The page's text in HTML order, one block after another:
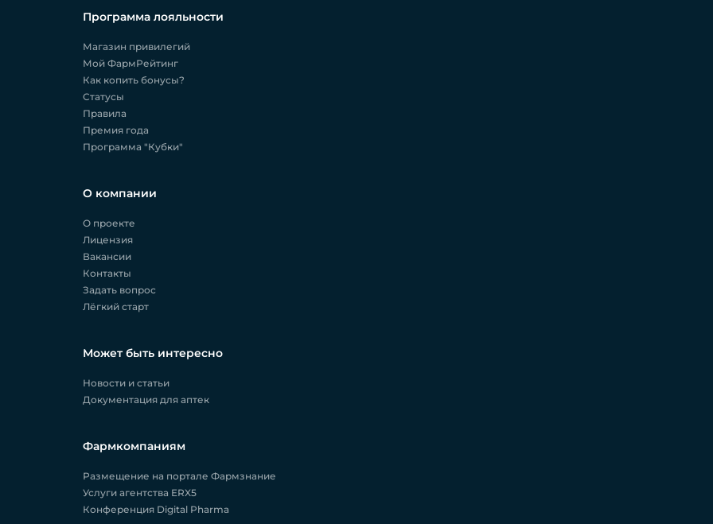
Программа лояльности
Магазин привилегий
Мой ФармРейтинг
Как копить бонусы?
Статусы
Правила
Премия года
Программа "Кубки"
О компании
О проекте
Лицензия
Вакансии
Контакты
Задать вопрос
Лёгкий старт
Может быть интересно
Новости и статьи
Документация для аптек
Фармкомпаниям
Размещение на портале Фармзнание
Услуги агентства ERX5
Конференция Digital Pharma